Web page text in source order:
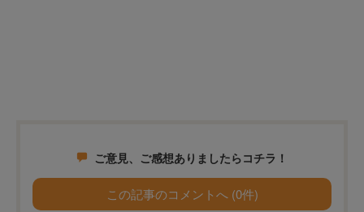
ご意見、ご感想ありましたらコチラ！
この記事のコメントへ (0件)